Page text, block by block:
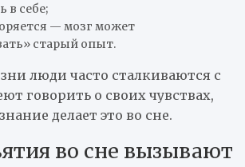
в себе;
— мозг может
старый опыт.
люди часто сталкиваются с
говорить о своих чувствах,
делает это во сне.
во сне вызывают